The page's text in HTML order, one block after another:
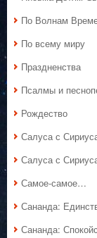
По Волнам
По всему миру
Праздненства
Псалмы и
Рождество
Салуса с
Салуса с
Самое-самое…
Сананда:
Сананда: